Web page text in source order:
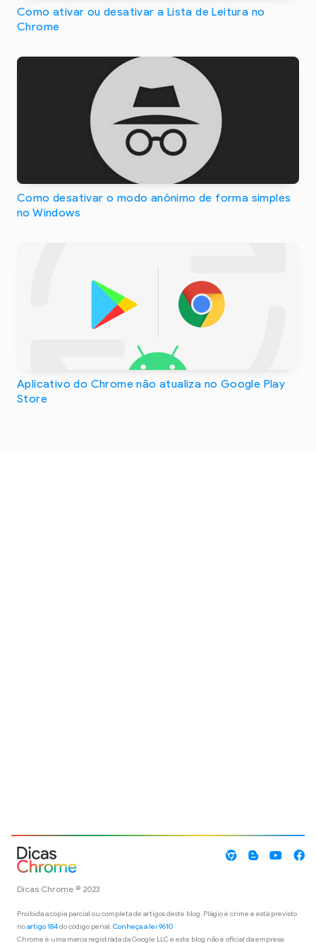
Como ativar ou desativar a Lista de Leitura no
Chrome
Como desativar o modo anônimo de forma simples
no Windows
Aplicativo do Chrome não atualiza no Google Play
Store
Dicas Chrome © 2023
Proibida a cópia parcial ou completa de artigos deste blog. Plágio é crime e está previsto
noartigo 184do código penal.Conheça a lei 9610
Chrome é uma marca registrada da Google LLC e este blog não é oficial da empresa